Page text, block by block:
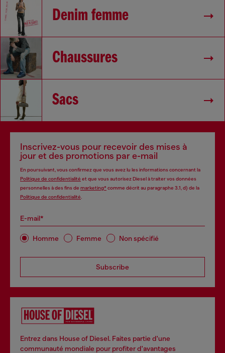
Denim femme
Chaussures
Sacs
Inscrivez-vous pour recevoir des mises à
jour et des promotions par e-mail
En poursuivant, vous confirmez que vous avez lu les informations concernant la
Politique de confidentialité et que vous autorisez Diesel à traiter vos données
personnelles à des fins de marketing*comme décrit au paragraphe 3.1, d) de la
Politique de confidentialité
E-mail*
Homme Femme Non spécifié
Subscribe
Entrez dans House of Diesel. Faites partie d'une
communauté mondiale pour profiter d'avantages